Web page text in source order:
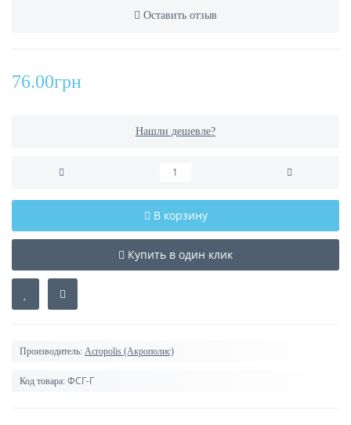
Оставить отзыв
76.00грн
Нашли дешевле?
В корзину
Купить в один клик
Производитель: Acropolis (Акрополис)
Код товара: ФСГ-Г